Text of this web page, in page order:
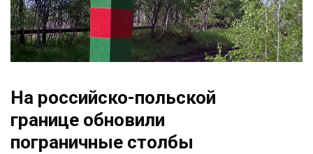
На российско-польской
границе обновили
пограничные столбы